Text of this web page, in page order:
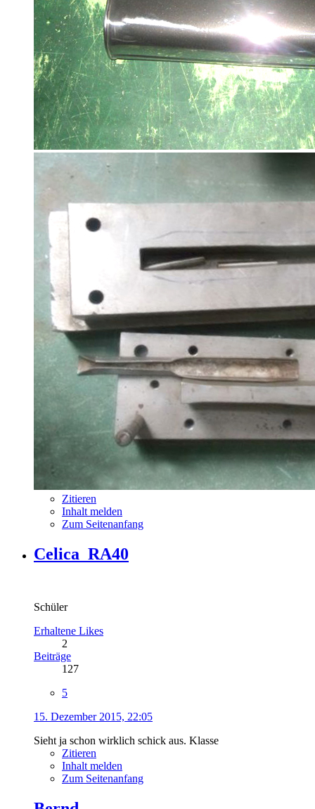
Zitieren
Inhalt melden
Zum Seitenanfang
Celica_RA40
Schüler
Erhaltene Likes
2
Beiträge
127
5
15. Dezember 2015, 22:05
Sieht ja schon wirklich schick aus. Klasse
Zitieren
Inhalt melden
Zum Seitenanfang